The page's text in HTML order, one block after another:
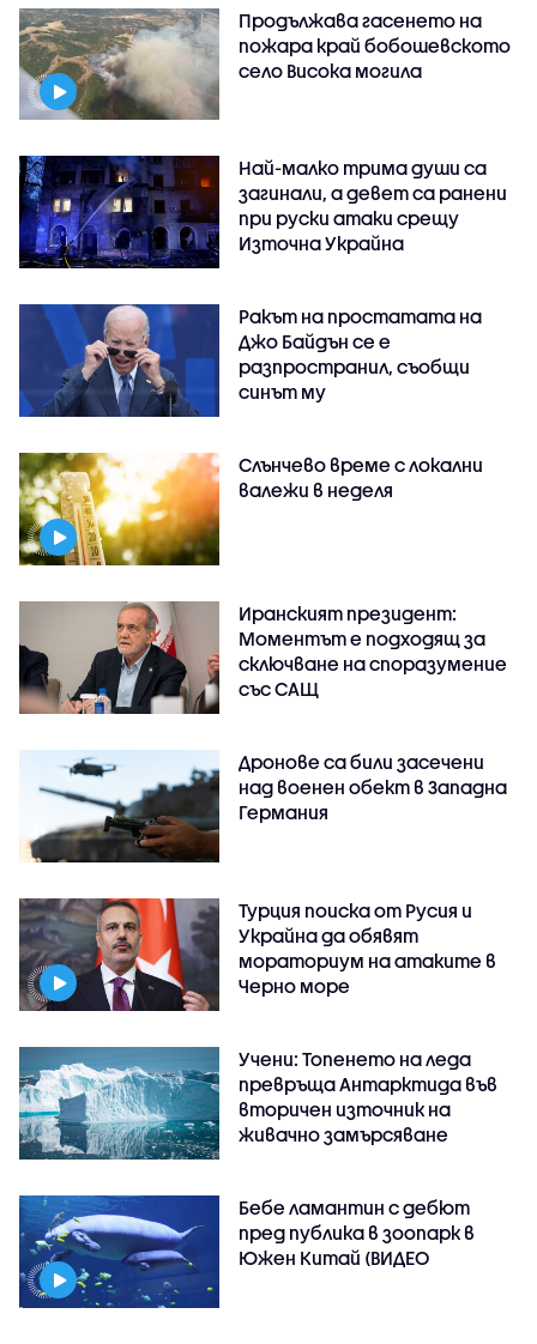
Продължава гасенето на
пожара край бобошевското
село Висока могила
Най-малко трима души са
загинали, а девет са ранени
при руски атаки срещу
Източна Украйна
Ракът на простатата на
Джо Байдън се е
разпространил, съобщи
синът му
Слънчево време с локални
валежи в неделя
Иранският президент:
Моментът е подходящ за
сключване на споразумение
със САЩ
Дронове са били засечени
над военен обект в Западна
Германия
Турция поиска от Русия и
Украйна да обявят
мораториум на атаките в
Черно море
Учени: Топенето на леда
превръща Антарктида във
вторичен източник на
живачно замърсяване
Бебе ламантин с дебют
пред публика в зоопарк в
Южен Китай (ВИДЕО